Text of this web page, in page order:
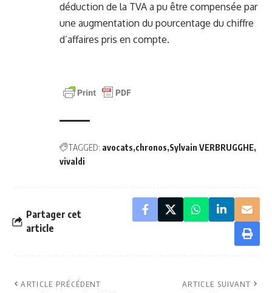
déduction de la TVA a pu être compensée par
une augmentation du pourcentage du chiffre
d’affaires pris en compte.
TAGGED: avocats chronos Sylvain VERBRUGGHE
vivaldi
Partager cet
article
ARTICLE PRÉCÉDENT ARTICLE SUIVANT